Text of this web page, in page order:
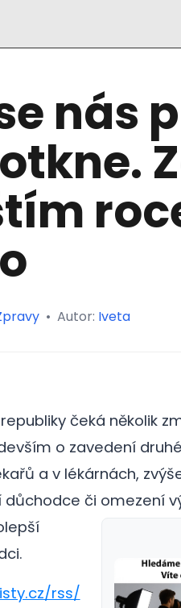
nás
• Autor: Iveta
čeká několik
o zavedení druhé
a v lékárnách,
či omezení
rss/